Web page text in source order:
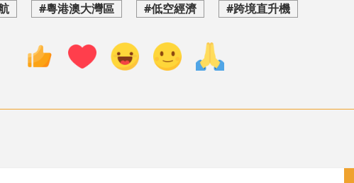
#粵港澳大灣區 #低空經濟 #跨境直升機